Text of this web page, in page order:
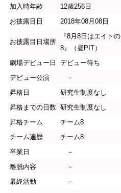
加入時年齢
12歳256日
お披露目日
2018年08月08日
お披露目日場所
『8月8日はエイト
8』（昼PIT）
劇場デビュー日
デビュー待ち
デビュー公演
－
昇格日
研究生制度なし
昇格までの日数 研究生制度なし
昇格チーム
チーム8
チーム遍歴
チーム8
卒業日
－
離脱内容
－
最終活動
－